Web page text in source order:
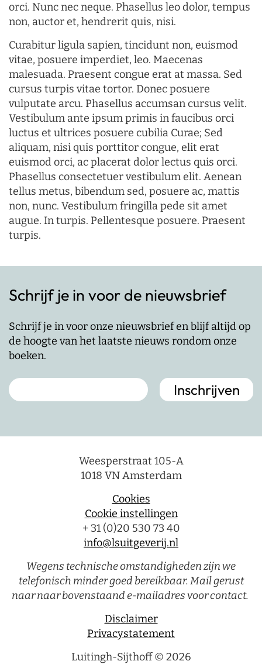
orci. Nunc nec neque. Phasellus leo dolor, tempus
non, auctor et, hendrerit quis, nisi.
Curabitur ligula sapien, tincidunt non, euismod
vitae, posuere imperdiet, leo. Maecenas
malesuada. Praesent congue erat at massa. Sed
cursus turpis vitae tortor. Donec posuere
vulputate arcu. Phasellus accumsan cursus velit.
Vestibulum ante ipsum primis in faucibus orci
luctus et ultrices posuere cubilia Curae; Sed
aliquam, nisi quis porttitor congue, elit erat
euismod orci, ac placerat dolor lectus quis orci.
Phasellus consectetuer vestibulum elit. Aenean
tellus metus, bibendum sed, posuere ac, mattis
non, nunc. Vestibulum fringilla pede sit amet
augue. In turpis. Pellentesque posuere. Praesent
turpis.
Schrijf je in voor de nieuwsbrief
Schrijf je in voor onze nieuwsbrief en blijf altijd op
de hoogte van het laatste nieuws rondom onze
boeken.
Weesperstraat 105-A
1018 VN Amsterdam
Cookies
Cookie instellingen
+ 31 (0)20 530 73 40
info@lsuitgeverij.nl
Wegens technische omstandigheden zijn we
telefonisch minder goed bereikbaar. Mail gerust
naar naar bovenstaand e-mailadres voor contact.
Disclaimer
Privacystatement
Luitingh-Sijthoff © 2026